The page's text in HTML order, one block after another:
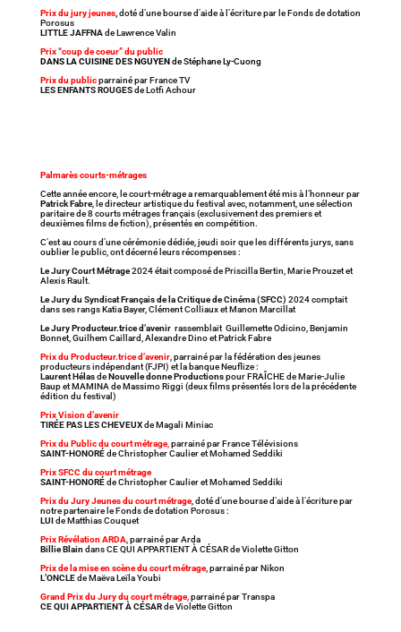
Prix du jury jeunes, doté d’une bourse d’aide à l’écriture par le Fonds de dotation
Porosus
LITTLE JAFFNAde Lawrence Valin
Prix “coup de coeur” du public
DANS LA CUISINE DES NGUYENde Stéphane Ly-Cuong
Prix du publicparrainé par France TV
LES ENFANTS ROUGESde Lotfi Achour
Palmarès courts-métrages
Cette année encore, le court-métrage a remarquablement été mis à l’honneur par
Patrick Fabre, le directeur artistique du festival avec, notamment, une sélection
paritaire de 8 courts métrages français (exclusivement des premiers et
deuxièmes films de fiction), présentés en compétition.
C’est au cours d’une cérémonie dédiée, jeudi soir que les différents jurys, sans
oublier le public, ont décerné leurs récompenses :
Le Jury Court Métrage2024 était composé de Priscilla Bertin, Marie Prouzet et
Alexis Rault.
Le Jury du Syndicat Français de la Critique de Cinéma (SFCC) 2024 comptait
dans ses rangs Katia Bayer, Clément Colliaux et Manon Marcillat
Le Jury Producteur.trice d’avenir rassemblait Guillemette Odicino, Benjamin
Bonnet, Guilhem Caillard, Alexandre Dino et Patrick Fabre
Prix du Producteur.trice d’avenir, parrainé par la fédération des jeunes
producteurs indépendant (FJPI) et la banque Neuflize :
Laurent HélasdeNouvelle donne Productionspour FRAÎCHE de Marie-Julie
Baup et MAMINA de Massimo Riggi (deux films présentés lors de la précédente
édition du festival)
Prix Vision d’avenir
TIRÉE PAS LES CHEVEUXde Magali Miniac
Prix du Public du court métrage, parrainé par France Télévisions
SAINT-HONORÉde Christopher Caulier et Mohamed Seddiki
Prix SFCC du court métrage
SAINT-HONORÉde Christopher Caulier et Mohamed Seddiki
Prix du Jury Jeunes du court métrage, doté d’une bourse d’aide à l’écriture par
notre partenaire le Fonds de dotation Porosus :
LUIde Matthias Couquet
Prix Révélation ARDA, parrainé par Arda
Billie Blain dans CE QUI APPARTIENT À CÉSAR de Violette Gitton
Prix de la mise en scène du court métrage, parrainé par Nikon
L’ONCLEde Maëva Leïla Youbi
Grand Prix du Jury du court métrage, parrainé par Transpa
CE QUI APPARTIENT À CÉSARde Violette Gitton